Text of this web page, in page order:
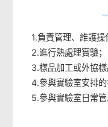
1.負責管理、維護操
2.進行熱處理實驗；
3.樣品加工或外協樣
4.參與實驗室安排的
5.參與實驗室日常管